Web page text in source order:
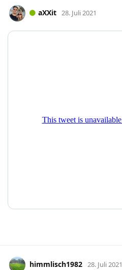
aXXit 28. Juli 2021
himmlisch1982 28. Juli 2021